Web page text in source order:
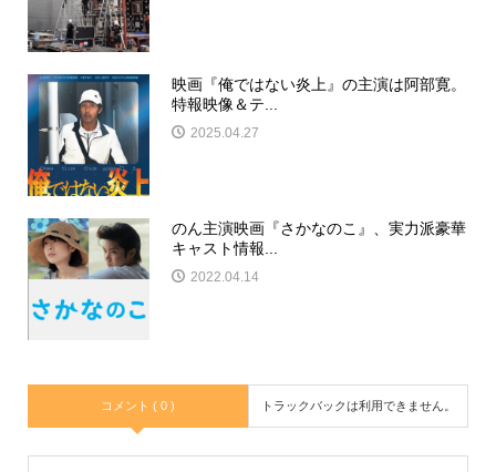
映画『俺ではない炎上』の主演は阿部寛。
特報映像＆テ...
2025.04.27
のん主演映画『さかなのこ』、実力派豪華
キャスト情報...
2022.04.14
コメント ( 0 ) トラックバックは利用できません。